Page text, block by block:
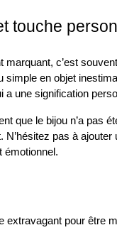
touche
marquant, c’est souvent
simple en objet
a une signification
que le bijou n’a pas
N’hésitez pas à
émotionnel.
extravagant pour être